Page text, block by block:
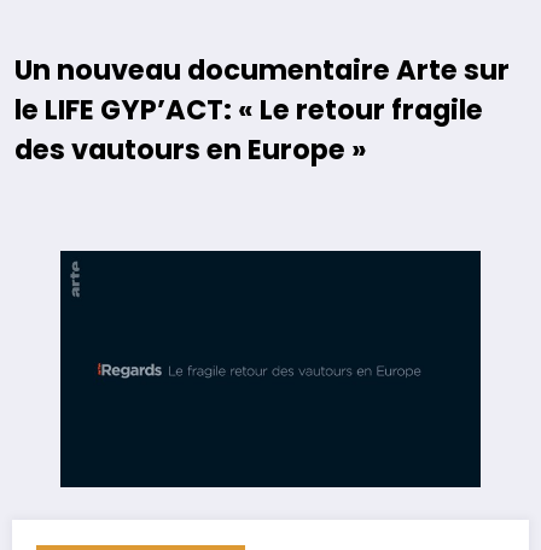
Un nouveau documentaire Arte sur
le LIFE GYP’ACT: « Le retour fragile
des vautours en Europe »